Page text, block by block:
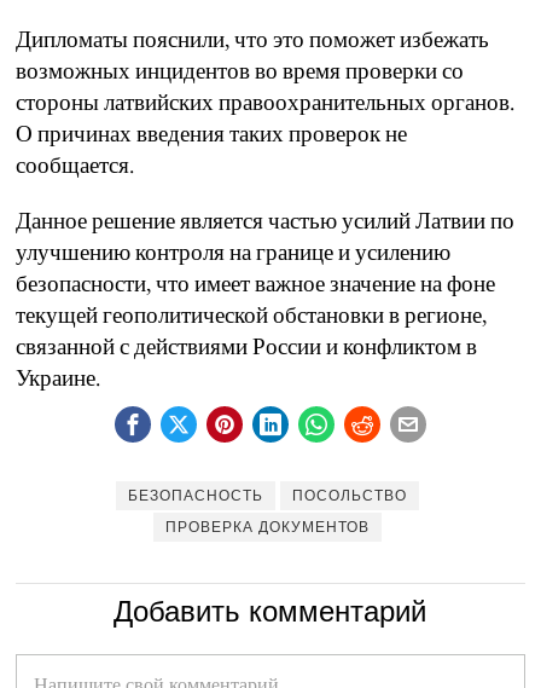
Дипломаты пояснили, что это поможет избежать
возможных инцидентов во время проверки со
стороны латвийских правоохранительных органов.
О причинах введения таких проверок не
сообщается.
Данное решение является частью усилий Латвии по
улучшению контроля на границе и усилению
безопасности, что имеет важное значение на фоне
текущей геополитической обстановки в регионе,
связанной с действиями России и конфликтом в
Украине.
БЕЗОПАСНОСТЬ
ПОСОЛЬСТВО
ПРОВЕРКА ДОКУМЕНТОВ
Добавить комментарий